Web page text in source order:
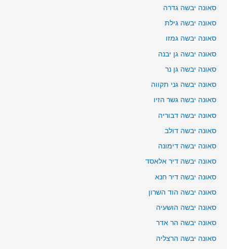
סאונה יבשה גדרה
סאונה יבשה גילת
סאונה יבשה גמזו
סאונה יבשה גן יבנה
סאונה יבשה גן נר
סאונה יבשה גני תקווה
סאונה יבשה גשר הזיו
סאונה יבשה דבוריה
סאונה יבשה דולב
סאונה יבשה דימונה
סאונה יבשה דיר אלאסד
סאונה יבשה דיר חנא
סאונה יבשה הוד השרון
סאונה יבשה הושעיה
סאונה יבשה הר אדר
סאונה יבשה הרצליה